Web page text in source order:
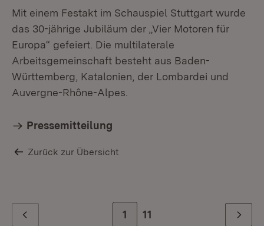
Mit einem Festakt im Schauspiel Stuttgart wurde
das 30-jährige Jubiläum der „Vier Motoren für
Europa“ gefeiert. Die multilaterale
Arbeitsgemeinschaft besteht aus Baden-
Württemberg, Katalonien, der Lombardei und
Auvergne-Rhône-Alpes.
Pressemitteilung
Zurück zur Übersicht
Zur Seite
1 Zur letzten Seite
11 Weiter